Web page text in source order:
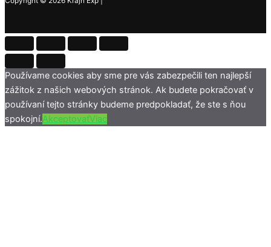
Používame cookies aby sme pre vás zabezpečili ten najlepší
zážitok z našich webových stránok. Ak budete pokračovať v
používaní tejto stránky budeme predpokladať, že ste s ňou
spokojní.AkceptovaťViac